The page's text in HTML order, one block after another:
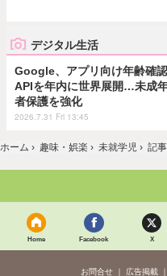
デジタル生活
Google、アプリ向け年齢確
APIを年内に世界展開…未成
者保護を強化
2026.7.31 Fri 13:45
ホーム › 趣味・娯楽 › 未就学児 › 記事
Home Facebook X
お問合せ 広告掲載